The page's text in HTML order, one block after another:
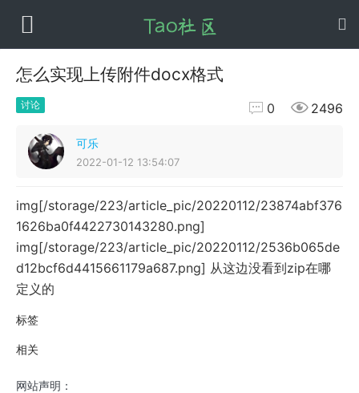
怎么实现上传附件docx格式
讨论  0  2496
可乐
2022-01-12 13:54:07
img[/storage/223/article_pic/20220112/23874abf376
1626ba0f4422730143280.png]
img[/storage/223/article_pic/20220112/2536b065de
d12bcf6d4415661179a687.png] 从这边没看到zip在哪
定义的
标签
相关
网站声明：